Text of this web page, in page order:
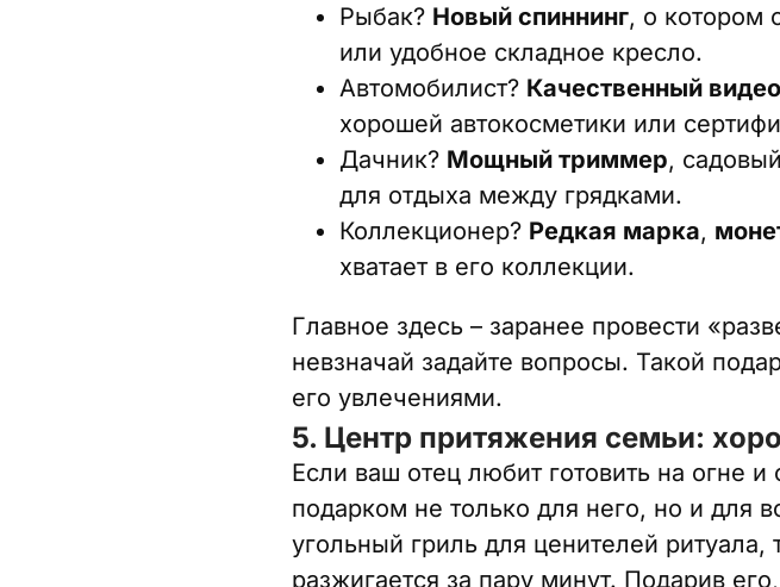
Рыбак? Новый спиннинг, о котором
или удобное складное кресло.
Автомобилист? Качественный
хорошей автокосметики или
Дачник? Мощный триммер,
для отдыха между грядками.
Коллекционер? Редкая марка,
хватает в его коллекции.
Главное здесь – заранее провести
невзначай задайте вопросы. Такой
его увлечениями.
5. Центр притяжения семьи:
Если ваш отец любит готовить на огне
подарком не только для него, но и для
угольный гриль для ценителей
разжигается за пару минут. Подарив